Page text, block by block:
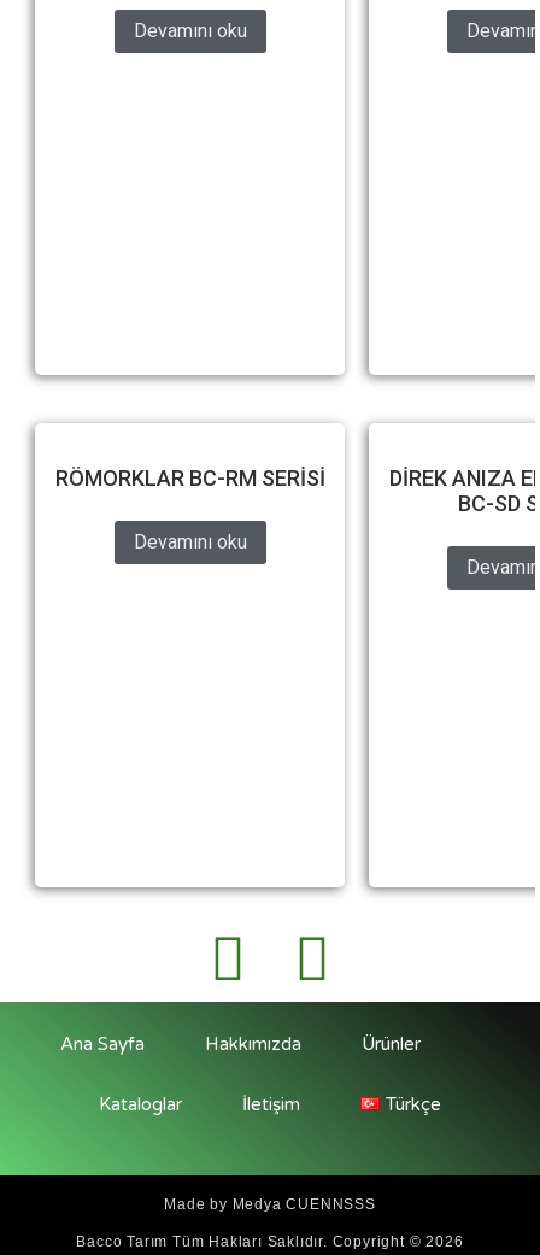
Devamını oku
RÖMORKLAR BC-RM SERİSİ
Devamını oku
DİREK ANIZA
BC-SD
Ana Sayfa Hakkımızda Ürünler
Kataloglar İletişim Türkçe
Made by Medya CUENNSSS
Bacco TarımTüm Hakları Saklıdır. Copyright © 2026